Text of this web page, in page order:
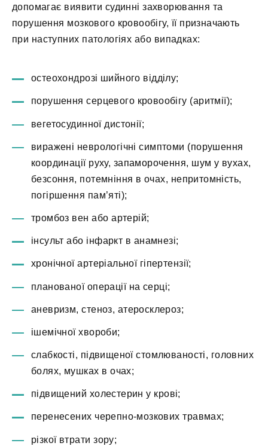
допомагає виявити судинні захворювання та
порушення мозкового кровообігу, її призначають
при наступних патологіях або випадках:
остеохондрозі шийного відділу;
порушення серцевого кровообігу (аритмії);
вегетосудинної дистонії;
виражені неврологічні симптоми (порушення
координації руху, запаморочення, шум у вухах,
безсоння, потемніння в очах, непритомність,
погіршення пам’яті);
тромбоз вен або артерій;
інсульт або інфаркт в анамнезі;
хронічної артеріальної гіпертензії;
планованої операції на серці;
аневризм, стеноз, атеросклероз;
ішемічної хвороби;
слабкості, підвищеної стомлюваності, головних
болях, мушках в очах;
підвищений холестерин у крові;
перенесених черепно-мозкових травмах;
різкої втрати зору;